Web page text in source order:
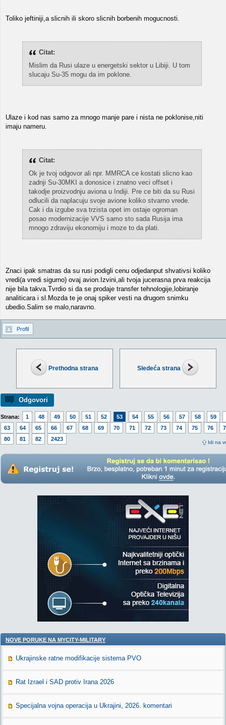
Prethodna strana Sledeća strana
Odgovori
Strana: 1 48 49 50 51 52 53 54 55 56 57 58
59
63
64 65 66 67 68 69 70 71 72 73 74 75 76
80
81 82 2423
Idi na
Toliko jeftiniji,a slicnih ili skoro slicnih borbenih mogucnosti.
Citat:
Mislim da Rusi ulaze u energetski sektor u Libiji. U tom
slucaju Su-35 mogu da im poklone.
Ulaze i kod nas samo za mnogo manje pare i nista ne poklonise,niti
imaju nameru.
Citat:
Ok je tvoj odgovor ali npr. MMRCA ce kostati slicno kao
zadnji Su-30MKI a donosice i znatno veci offset i
takodje proizvodnju aviona u Indiji. Pre ce biti da su Rusi
odlucili da naplacuju svoje avione koliko stvarno vrede.
Cak i da izgube sva trzista opet im ostaje ogroman
posao modernizacije VVS samo sto sada Rusija ima
mnogo zdraviju ekonomiju i moze to da plati.
Znaci ipak smatras da su rusi podigli cenu odjedanput shvativsi koliko
vredi(a vredi sigurno) ovaj avion.Izvini,ali tvoja jucerasna prva reakcija
nije bila takva.Tvrdio si da se prodaje transfer tehnologije,lobiranje
analiticara i sl.Mozda te je onaj spiker vesti na drugom snimku
ubedio.Salim se malo,naravno.
Profil
NOVE PORUKE NA MYCITY-MILITARY
Ukrajinske ratne modifikacije sistema PVO
Rat Izrael i SAD protiv Irana 2026
Specijalna vojna operacija u Ukrajini, 2026. komentari